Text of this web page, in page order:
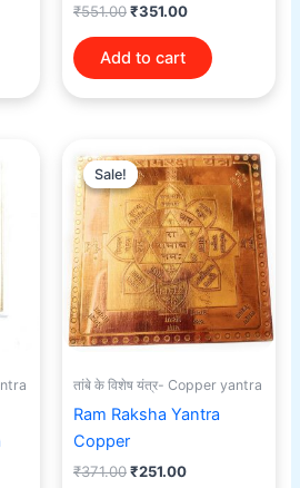
₹551.00₹351.00
Add to cart
Sale!
Sale!
तांबे के विशेष यंत्र- Copper yantra
Ram Raksha Yantra
Copper
₹371.00
price
was:
₹371.00.
₹251.00
price
is:
₹251.00.